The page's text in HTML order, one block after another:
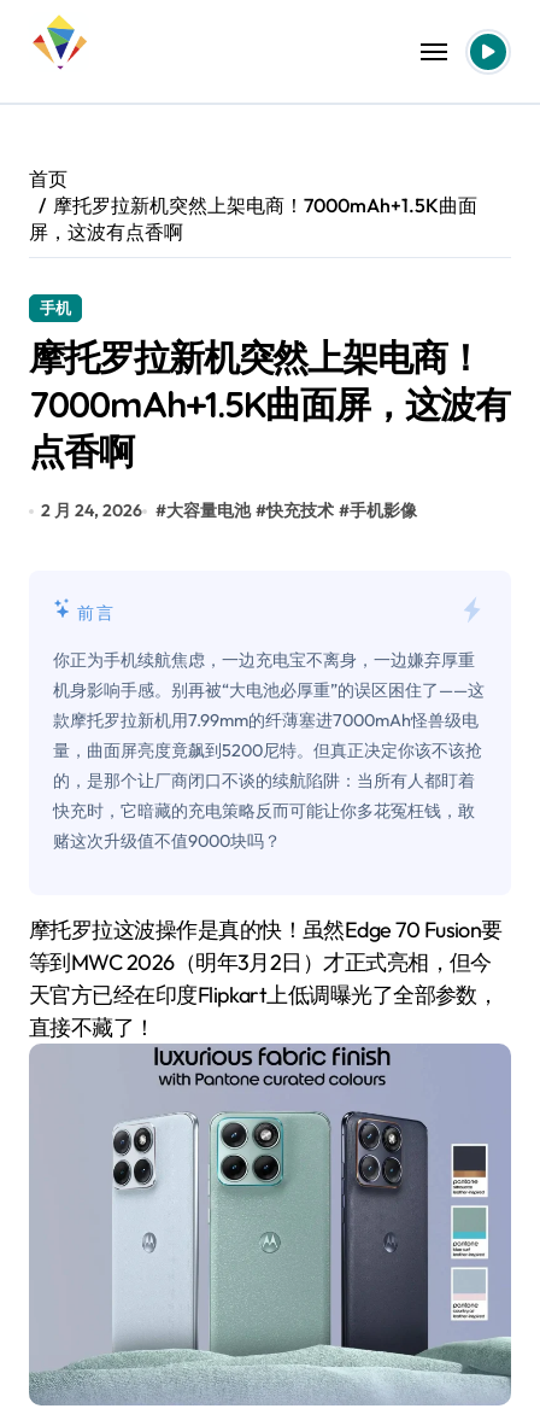
首页
摩托罗拉新机突然上架电商！7000mAh+1.5K曲面
屏，这波有点香啊
手机
摩托罗拉新机突然上架电商！
7000mAh+1.5K曲面屏，这波有
点香啊
2 月 24, 2026 #大容量电池 #快充技术 #手机影像
前言
你正为手机续航焦虑，一边充电宝不离身，一边嫌弃厚重
机身影响手感。别再被“大电池必厚重”的误区困住了——这
款摩托罗拉新机用7.99mm的纤薄塞进7000mAh怪兽级电
量，曲面屏亮度竟飙到5200尼特。但真正决定你该不该抢
的，是那个让厂商闭口不谈的续航陷阱：当所有人都盯着
快充时，它暗藏的充电策略反而可能让你多花冤枉钱，敢
赌这次升级值不值9000块吗？
摩托罗拉这波操作是真的快！虽然Edge 70 Fusion要
等到MWC 2026（明年3月2日）才正式亮相，但今
天官方已经在印度Flipkart上低调曝光了全部参数，
直接不藏了！